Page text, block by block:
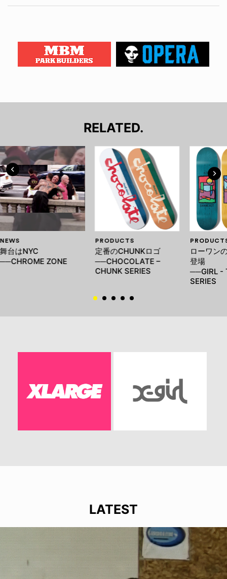
RELATED.
NEWS
舞台はNYC
──CHROME ZONE
PRODUCTS
定番のCHUNKロゴ
──CHOCOLATE –
CHUNK SERIES
ローワン
登場
──GIRL -
SERIES
LATEST